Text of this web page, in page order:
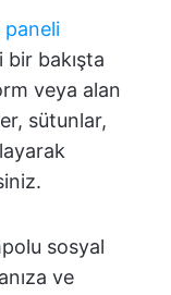
bakışta
veya alan
sütunlar,
sosyal
ve